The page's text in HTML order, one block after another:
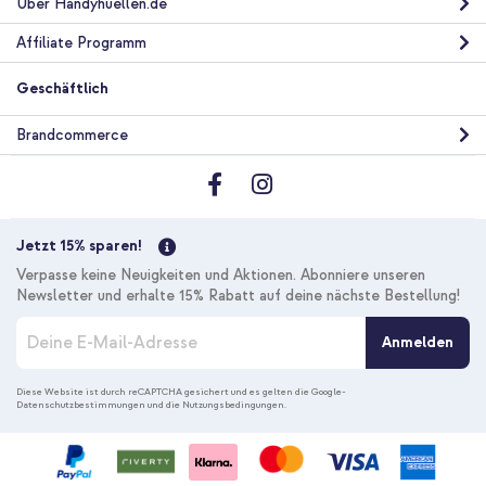
In den Warenkorb
Versand
Affiliate Programm
Geschäftlich
Brandcommerce
Jetzt 15% sparen!
Verpasse keine Neuigkeiten und Aktionen. Abonniere unseren
Newsletter und erhalte 15% Rabatt auf deine nächste Bestellung!
d
e
Anmelden
Diese Website ist durch reCAPTCHA gesichert und es gelten dieGoogle-
Datenschutzbestimmungen und die Nutzungsbedingungen.